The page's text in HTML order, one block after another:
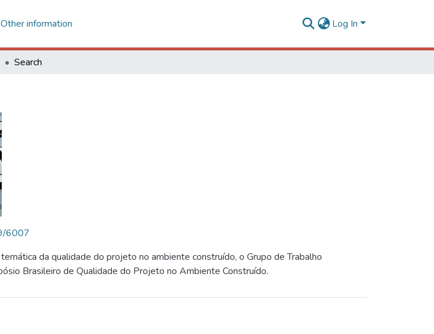
Other information Log In
Search
6007
da qualidade do projeto no ambiente construído, o Grupo de Trabalho
Brasileiro de Qualidade do Projeto no Ambiente Construído.